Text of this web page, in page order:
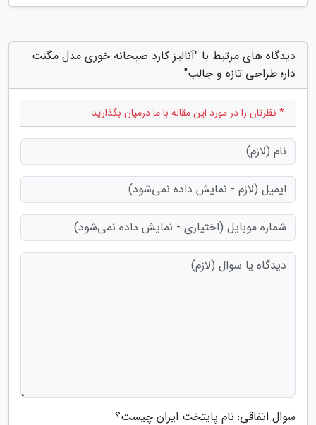
دیدگاه های مرتبط با "آنالیز کارد صبحانه خوری مدل مگنت
دار؛ طراحی تازه و جالب"
* نظرتان را در مورد این مقاله با ما درمیان بگذارید
سوال اتفاقی: نام پایتخت ایران چیست؟